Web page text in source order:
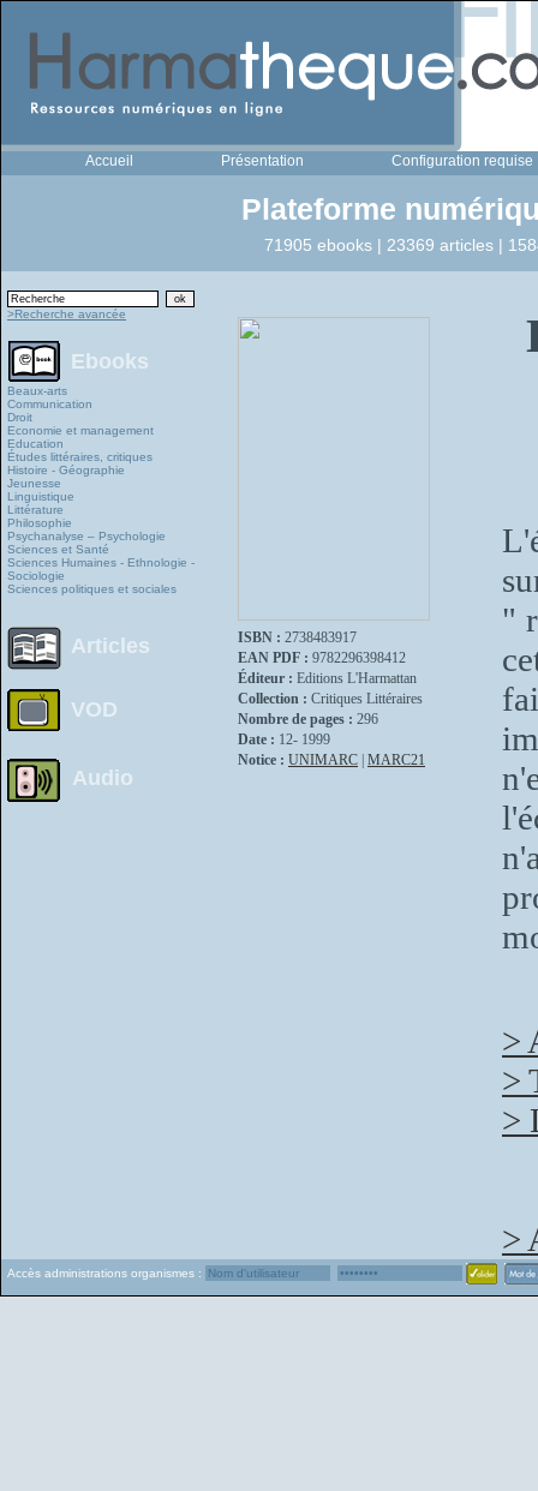
Accueil Présentation Configuration requise
Plateforme
71905 ebooks | 23369 articles |
>Recherche avancée
Ebooks
Beaux-arts
Communication
Droit
Economie et management
Education
Études littéraires, critiques
Histoire - Géographie
Jeunesse
Linguistique
Littérature
Philosophie
Psychanalyse – Psychologie
Sciences et Santé
Sciences Humaines - Ethnologie -
Sociologie
Sciences politiques et sociales
Articles
VOD
Audio
ISBN : 2738483917
EAN PDF : 9782296398412
Éditeur : Editions L'Harmattan
Collection : Critiques Littéraires
Nombre de pages : 296
Date : 12- 1999
Notice : UNIMARC MARC21
"
>
>
>
>
Accès administrations organismes :